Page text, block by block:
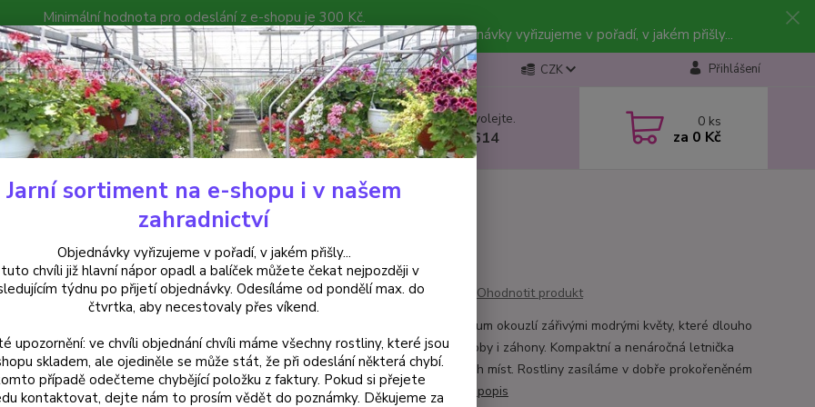
Minimální hodnota pro odeslání z e-shopu je 300 Kč.
můžete čekat nejpozději v následujícím týdnu po přijetí objednávky. Objednávky vyřizujeme v pořadí, v jakém přišly...
Poradna Kontakty CZK Přihlášení
Hledat Nevíte si rady? Zavolejte.
+420 602 223 614
0 ks
za 0 Kč
Balkónové rostliny Osteospermum Modré - 094M
Modré - 094M
Ohodnotit produkt
Modré osteospermum okouzlí zářivými modrými květy, které dlouho
zdobí truhlíky, nádoby i záhony. Kompaktní a nenáročná letnička
vhodná do slunných míst. Rostliny zasíláme v dobře prokořeněném
9cm květináči.
celý popis
Jarní sortiment na e-shopu i v našem
zahradnictví
Objednávky vyřizujeme v pořadí, v jakém přišly...
chvíli již hlavní nápor opadl a balíček můžete čekat nejpozději v
týdnu po přijetí objednávky. Odesíláme od pondělí max. do
čtvrtka, aby necestovaly přes víkend.
upozornění: ve chvíli objednání chvíli máme všechny rostliny, které jsou
skladem, ale ojediněle se může stát, že při odeslání některá chybí.
případě odečteme chybějící položku z faktury. Pokud si přejete
kontaktovat, dejte nám to prosím vědět do poznámky. Děkujeme za